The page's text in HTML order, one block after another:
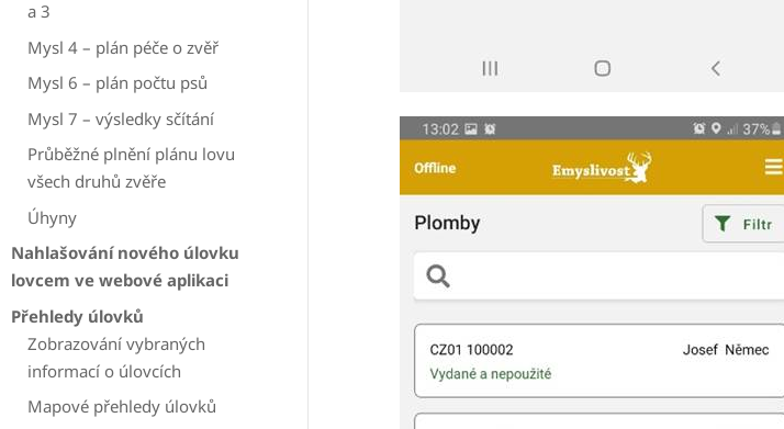
a 3
Mysl 4 – plán péče o zvěř
Mysl 6 – plán počtu psů
Mysl 7 – výsledky sčítání
Průběžné plnění plánu lovu
všech druhů zvěře
Úhyny
Nahlašování nového úlovku
lovcem ve webové aplikaci
Přehledy úlovků
Zobrazování vybraných
informací o úlovcích
Mapové přehledy úlovků